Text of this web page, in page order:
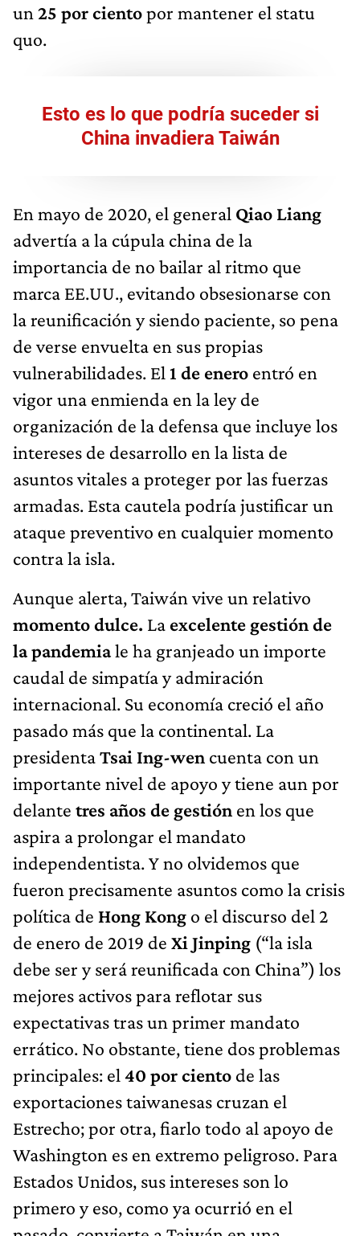
un 25 por cientopor mantener el statu
quo.
Esto es lo que podría suceder si
China invadiera Taiwán
En mayo de 2020, el general Qiao Liang
advertía a la cúpula china de la
importancia de no bailar al ritmo que
marca EE.UU., evitando obsesionarse con
la reunificación y siendo paciente, so pena
de verse envuelta en sus propias
vulnerabilidades. El 1 de enero entró en
vigor una enmienda en la ley de
organización de la defensa que incluye los
intereses de desarrollo en la lista de
asuntos vitales a proteger por las fuerzas
armadas. Esta cautela podría justificar un
ataque preventivo en cualquier momento
contra la isla.
Aunque alerta, Taiwán vive un relativo
momento dulce. La excelente gestión de
la pandemiale ha granjeado un importe
caudal de simpatía y admiración
internacional. Su economía creció el año
pasado más que la continental. La
presidentaTsai Ing-wen cuenta con un
importante nivel de apoyo y tiene aun por
delante tres años de gestión en los que
aspira a prolongar el mandato
independentista. Y no olvidemos que
fueron precisamente asuntos como la crisis
política de Hong Kong o el discurso del 2
de enero de 2019 de Xi Jinping (“la isla
debe ser y será reunificada con China”) los
mejores activos para reflotar sus
expectativas tras un primer mandato
errático. No obstante, tiene dos problemas
principales: el 40 por ciento de las
exportaciones taiwanesas cruzan el
Estrecho; por otra, fiarlo todo al apoyo de
Washington es en extremo peligroso. Para
Estados Unidos, sus intereses son lo
primero y eso, como ya ocurrió en el